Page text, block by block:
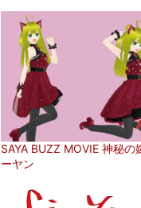
SAYA BUZZ MOVIE 神秘
ーヤン